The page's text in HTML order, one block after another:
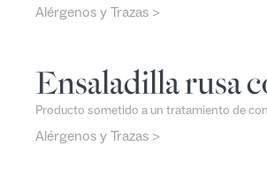
Alérgenos y Trazas >
Ensaladilla rusa
Producto sometido a un tratamiento de
Alérgenos y Trazas >